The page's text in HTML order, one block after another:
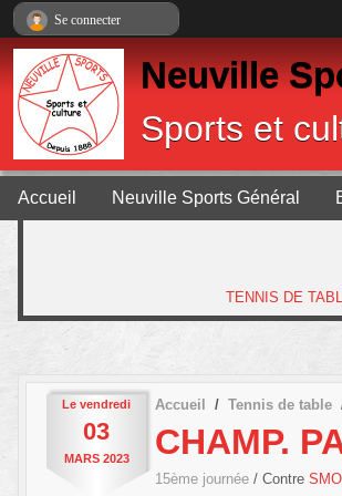
Neuville
Sports et
Accueil Neuville Sports Général
TENNIS DE
Le vendredi
03
MARS 2023
Accueil Tennis de table
CHAMP.
15ème journée / Contre
Se connecter
Panneau de gestion des cookies